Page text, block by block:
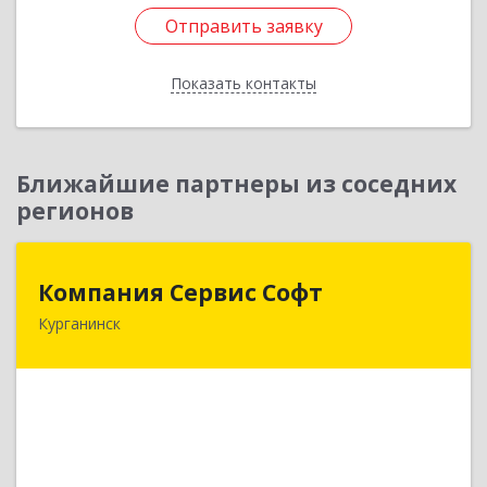
Отправить заявку
Показать контакты
Отправить заявку
Назад
Ближайшие партнеры из соседних
регионов
Компания Сервис Софт
Курганинск
Компания Сервис Софт
352430, Краснодарский край, Курганинск г,